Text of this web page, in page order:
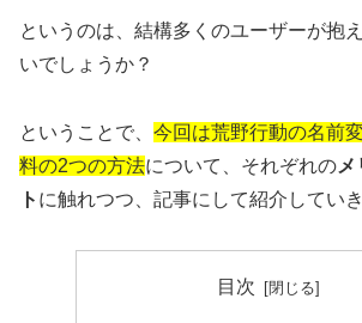
というのは、結構多くのユーザーが抱
いでしょうか？
ということで、 今回は荒野行動の名前
料の2つの方法について、それぞれの
ト に触れつつ、記事にして紹介してい
目次